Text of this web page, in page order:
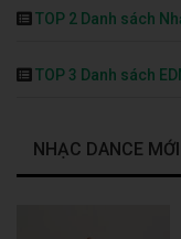
TOP 2 Danh sách
TOP 3 Danh sách
NHẠC DANCE